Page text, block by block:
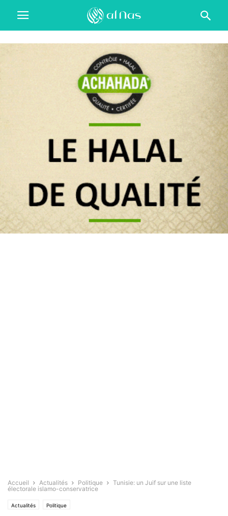
Accueil Actualités Politique
Tunisie: un Juif sur une liste
électorale islamo-conservatrice
Actualités Politique